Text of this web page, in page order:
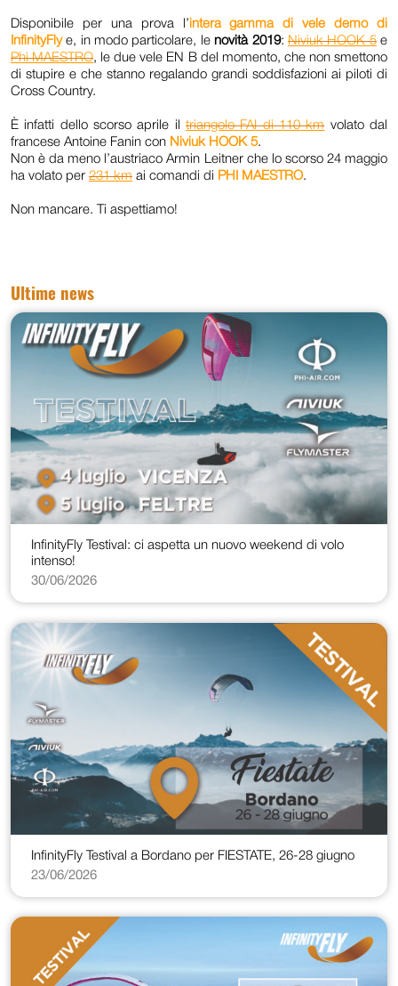
Disponibile per una prova l’intera gamma di vele demo di
InfinityFlye, in modo particolare, lenovità 2019: Niviuk HOOK 5e
Phi MAESTRO, le due vele EN B del momento, che non smettono
di stupire e che stanno regalando grandi soddisfazioni ai piloti di
Cross Country.
È infatti dello scorso aprile il triangolo FAI di 110 kmvolato dal
francese Antoine Fanin con Niviuk HOOK 5.
Non è da meno l’austriaco Armin Leitner che lo scorso 24 maggio
ha volato per 231 km ai comandi di PHI MAESTRO.
Non mancare. Ti aspettiamo!
Ultime news
InfinityFly Testival: ci aspetta un nuovo weekend di volo
intenso!
30/06/2026
InfinityFly Testival a Bordano per FIESTATE, 26-28 giugno
23/06/2026